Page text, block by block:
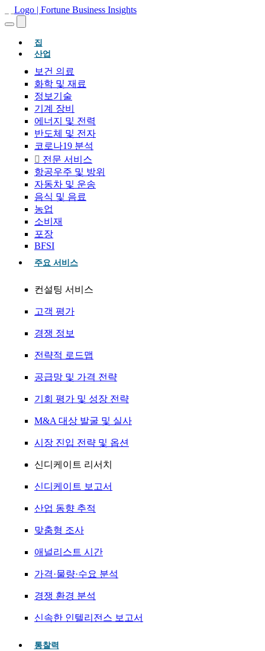
집(현재의)
산업
보건 의료
화학 및 재료
정보기술
기계 장비
에너지 및 전력
반도체 및 전자
코로나19 분석
전문 서비스
항공우주 및 방위
자동차 및 운송
음식 및 음료
농업
소비재
포장
BFSI
주요 서비스
컨설팅 서비스
고객 평가
경쟁 정보
전략적 로드맵
공급망 및 가격 전략
기회 평가 및 성장 전략
M&A 대상 발굴 및 실사
시장 진입 전략 및 옵션
신디케이트 리서치
신디케이트 보고서
산업 동향 추적
맞춤형 조사
애널리스트 시간
가격·물량·수요 분석
경쟁 환경 분석
신속한 인텔리전스 보고서
통찰력